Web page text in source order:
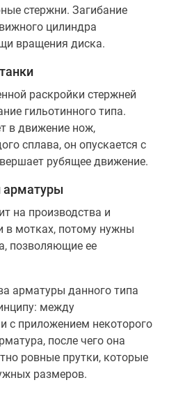
стержни. Загибание
цилиндра
вращения диска.
раскройки стержней
гильотинного типа.
в движение нож,
сплава, он опускается с
рубящее движение.
арматуры
на производства и
в мотках, потому нужны
позволяющие ее
арматуры данного типа
между
с приложением некоторого
после чего она
ровные прутки, которые
размеров.